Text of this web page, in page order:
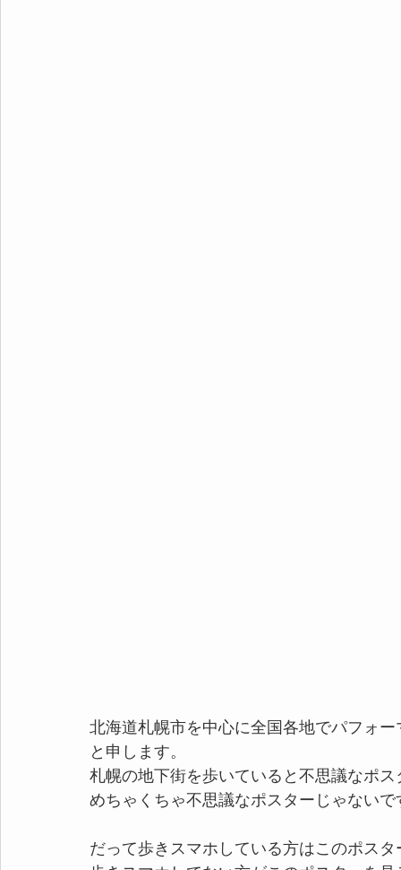
北海道札幌市を中心に全国各地でパフォ
と申します。
札幌の地下街を歩いていると不思議なポ
めちゃくちゃ不思議なポスターじゃないで
だって歩きスマホしている方はこのポス